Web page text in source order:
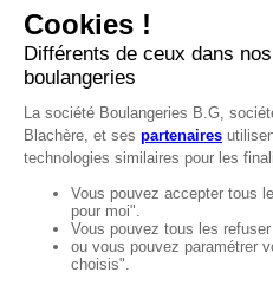
Consultez notre FAQ.
FAQ
Recrutement
MENTIONS
Mentions légales